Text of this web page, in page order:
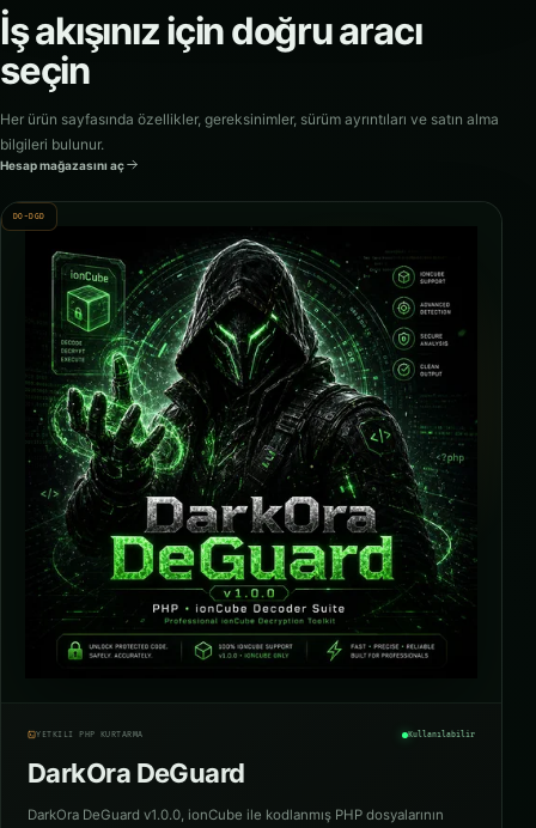
İş akışınız için doğru aracı
seçin
Her ürün sayfasında özellikler, gereksinimler, sürüm ayrıntıları ve satın alma
bilgileri bulunur.
Hesap mağazasını aç
DO-DGD
YETKILI PHP KURTARMA Kullanılabilir
DarkOra DeGuard
DarkOra DeGuard v1.0.0, ionCube ile kodlanmış PHP dosyalarının